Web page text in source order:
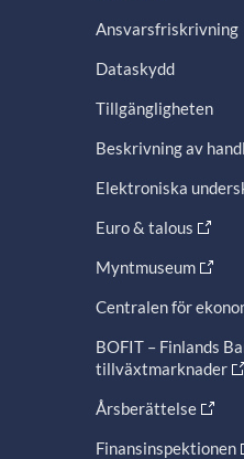
Ansvarsfriskrivning
Dataskydd
Tillgängligheten
Beskrivning av
Elektroniska
Euro & talous
Myntmuseum
Centralen för
BOFIT – Finlands
tillväxtmarknader
Årsberättelse
Finansinspektionen